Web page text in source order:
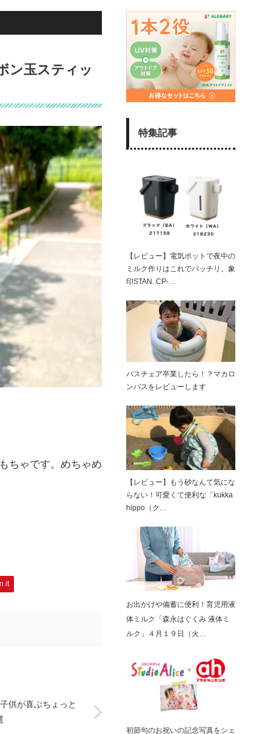
ン玉スティッ
ちゃです。めちゃめ
it
供が喜ぶちょっと
特集記事
【レビュー】電気ポットで夜中の
ミルク作りはこれでバッチリ。象
印STAN. CP-…
バスチェア卒業したら！？マカロ
ンバスをレビューします
【レビュー】もう砂なんて気にな
らない！可愛くて便利な「kukka
hippo（ク…
お出かけや備蓄に便利！育児用液
体ミルク「森永はぐくみ 液体ミ
ルク」４月１９日（火…
初節句のお祝いの記念写真をシェ